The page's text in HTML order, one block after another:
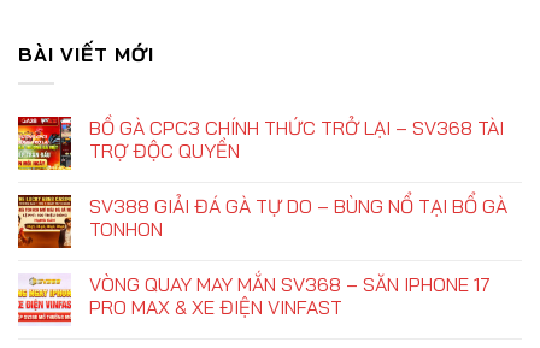
BÀI VIẾT MỚI
BỒ GÀ CPC3 CHÍNH THỨC TRỞ LẠI – SV368 TÀI
TRỢ ĐỘC QUYỀN
SV388 GIẢI ĐÁ GÀ TỰ DO – BÙNG NỔ TẠI BỔ GÀ
TONHON
VÒNG QUAY MAY MẮN SV368 – SĂN IPHONE 17
PRO MAX & XE ĐIỆN VINFAST